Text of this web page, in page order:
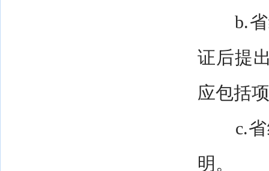
b.省级
证后提
应包括
c.省级
明。